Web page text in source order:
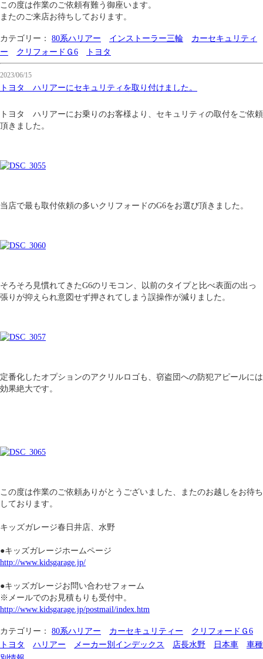
この度は作業のご依頼有難う御座います。
またのご来店お待ちしております。
カテゴリー： 80系ハリアー インストーラー三輪
カーセキュリティ
ー
クリフォードＧ6 トヨタ
2023/06/15
トヨタ ハリアーにセキュリティを取り付けました。
トヨタ ハリアーにお乗りのお客様より、セキュリティの取付をご依頼
頂きました。
当店で最も取付依頼の多いクリフォードのG6をお選び頂きました。
そろそろ見慣れてきたG6のリモコン、以前のタイプと比べ表面の出っ
張りが抑えられ意図せず押されてしまう誤操作が減りました。
定番化したオプションのアクリルロゴも、窃盗団への防犯アピールには
効果絶大です。
この度は作業のご依頼ありがとうございました、またのお越しをお待ち
しております。
キッズガレージ春日井店、水野
●キッズガレージホームページ
http://www.kidsgarage.jp/
●キッズガレージお問い合わせフォーム
※メールでのお見積もりも受付中。
http://www.kidsgarage.jp/postmail/index.htm
カテゴリー： 80系ハリアー カーセキュリティー
クリフォードＧ6
トヨタ
ハリアー メーカー別インデックス 店長水野 日本車
車種